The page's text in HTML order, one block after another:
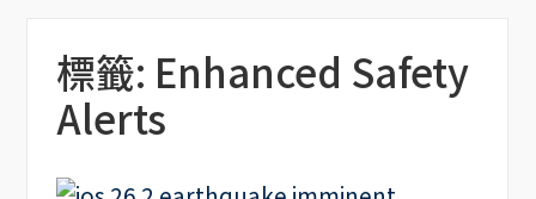
標籤: Enhanced Safety
Alerts